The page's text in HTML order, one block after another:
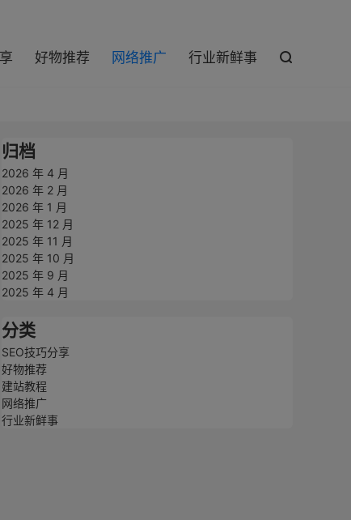
好物推荐 网络推广 行业新鲜事 
归档
2026 年 4 月
2026 年 2 月
2026 年 1 月
2025 年 12 月
2025 年 11 月
2025 年 10 月
2025 年 9 月
2025 年 4 月
分类
SEO技巧分享
好物推荐
建站教程
网络推广
行业新鲜事